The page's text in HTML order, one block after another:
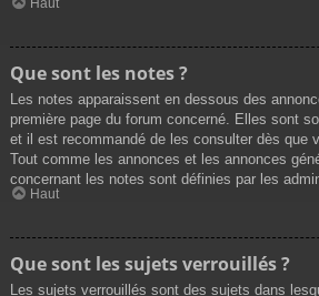
Que sont les notes ?
Les notes apparaissent en dessous des
première page du forum concerné. Elles sont
et il est recommandé de les consulter dès que
Tout comme les annonces et les annonces
concernant les notes sont définies par les
Haut
Que sont les sujets verrouillés ?
Les sujets verrouillés sont des sujets dans